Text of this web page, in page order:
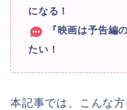
になる！
『映画は予告編
たい！
本記事では、こんな